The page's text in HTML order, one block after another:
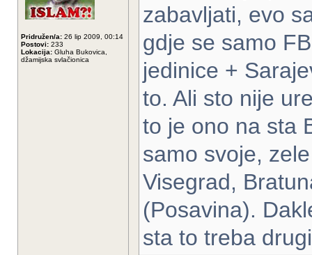
Pridružen/a: 26 lip 2009, 00:14
Postovi: 233
Lokacija: Gluha Bukovica,
džamijska svlačionica
zabavljati, evo
gdje se samo
jedinice +
to. Ali sto nije
to je ono na sta
samo svoje,
Visegrad,
(Posavina).
sta to treba